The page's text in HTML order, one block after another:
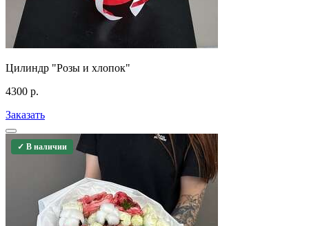
Цилиндр "Розы и хлопок"
4300 р.
Заказать
✓ В наличии